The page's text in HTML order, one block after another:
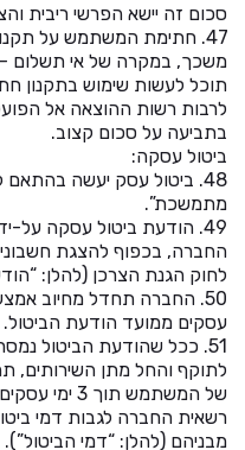
סכום זה יישא הפרשי ריבית
47. חתימת המשתמש על
משכך, במקרה של אי תשלום
תוכל לעשות שימוש בתקנון
לרבות רשות ההוצאה אל
בתביעה על סכום קצוב.
ביטול עסקה:
48. ביטול עסק יעשה
מתמשכת”.
49. הודעת ביטול עסקה
החברה, בכפוף להצגת
לחוק הגנת הצרכן (להלן:
עסקים ממועד הודעת הביטול.
51. ככל שהודעת הביטול
לתוקף והחל מתן השירותים,
של המשתמש
מבניהם (להלן: “דמי הביטול”).